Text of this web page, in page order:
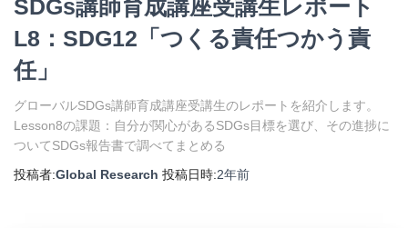
SDGs講師育成講座受講生レポート
L8：SDG12「つくる責任つかう責
任」
グローバルSDGs講師育成講座受講生のレポートを紹介します。
Lesson8の課題：自分が関心があるSDGs目標を選び、その進捗に
ついてSDGs報告書で調べてまとめる
投稿者:Global Research 投稿日時:2年前